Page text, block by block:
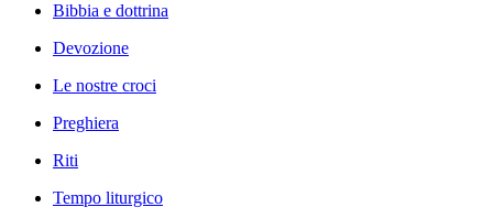
Bibbia e dottrina
Devozione
Le nostre croci
Preghiera
Riti
Tempo liturgico